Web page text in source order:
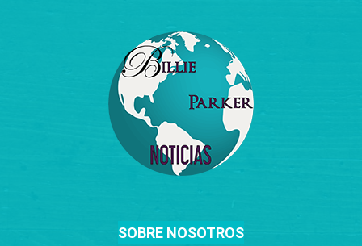
SOBRE NOSOTROS